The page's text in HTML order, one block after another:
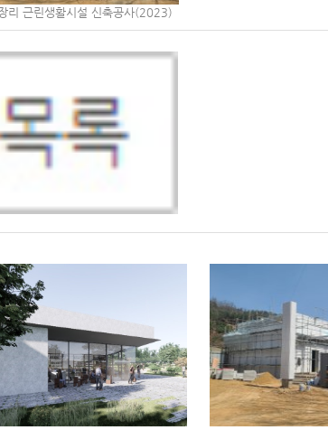
리 근린생활시설 신축공사(2023)